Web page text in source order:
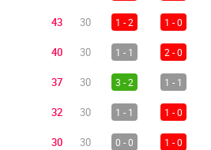
43 30 1 - 2 1 - 0
40 30 1 - 1 2 - 0
37 30 3 - 2 1 - 1
32 30 1 - 1 1 - 0
30 30 0 - 0 1 - 0